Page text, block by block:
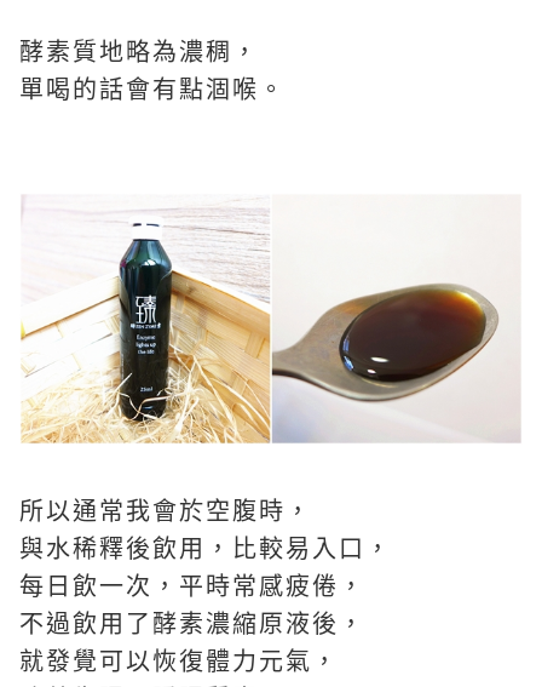
酵素質地略為濃稠，
單喝的話會有點涸喉。
所以通常我會於空腹時，
與水稀釋後飲用，比較易入口，
每日飲一次，平時常感疲倦，
不過飲用了酵素濃縮原液後，
就發覺可以恢復體力元氣，